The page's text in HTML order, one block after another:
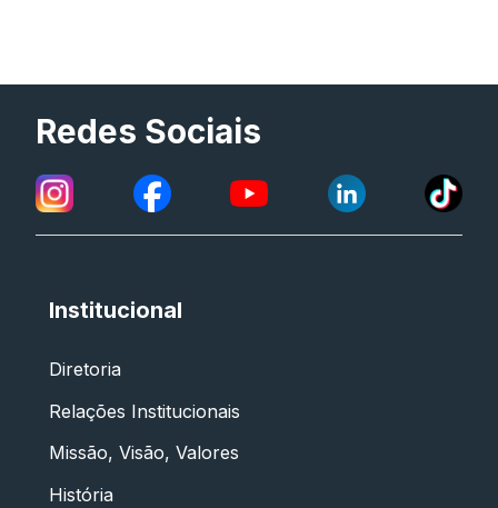
Redes Sociais
Institucional
Diretoria
Relações Institucionais
Missão, Visão, Valores
História